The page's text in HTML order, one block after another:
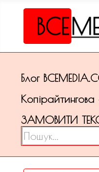
Блог
Копірайтингова
ЗАМОВИТИ
Пошук